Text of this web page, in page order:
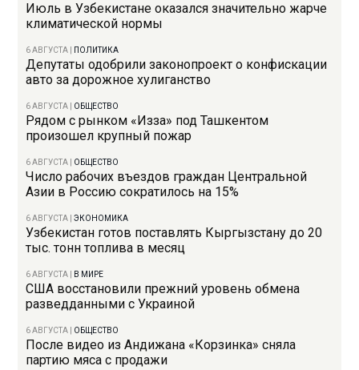
Июль в Узбекистане оказался значительно жарче
климатической нормы
6 АВГУСТА ПОЛИТИКА
Депутаты одобрили законопроект о конфискации
авто за дорожное хулиганство
6 АВГУСТА ОБЩЕСТВО
Рядом с рынком «Изза» под Ташкентом
произошел крупный пожар
6 АВГУСТА ОБЩЕСТВО
Число рабочих въездов граждан Центральной
Азии в Россию сократилось на 15%
6 АВГУСТА |ЭКОНОМИКА
Узбекистан готов поставлять Кыргызстану до 20
тыс. тонн топлива в месяц
6 АВГУСТА В МИРЕ
США восстановили прежний уровень обмена
разведданными с Украиной
6 АВГУСТА ОБЩЕСТВО
После видео из Андижана «Корзинка» сняла
партию мяса с продажи